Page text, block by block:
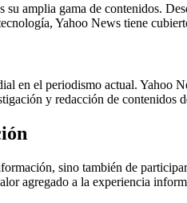
amplia gama de contenidos.
Yahoo News tiene
en el periodismo actual. Yahoo
y redacción de contenidos
sino también de
agregado a la experiencia